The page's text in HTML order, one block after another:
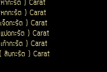
ากะรัต ) Carat
กกะรัต ) Carat
ดกะรัต ) Carat
ปดกะรัต ) Carat
ากะรัต ) Carat
สิบกะรัต ) Carat